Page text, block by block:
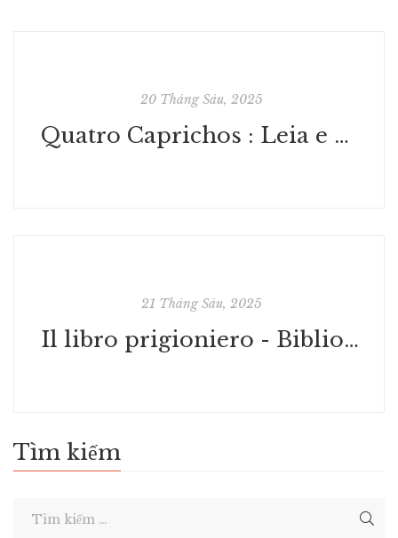
20 Tháng Sáu, 2025
Quatro Caprichos : Leia e Compartilhe PDFs
21 Tháng Sáu, 2025
Il libro prigioniero - Biblioteca
Tìm kiếm